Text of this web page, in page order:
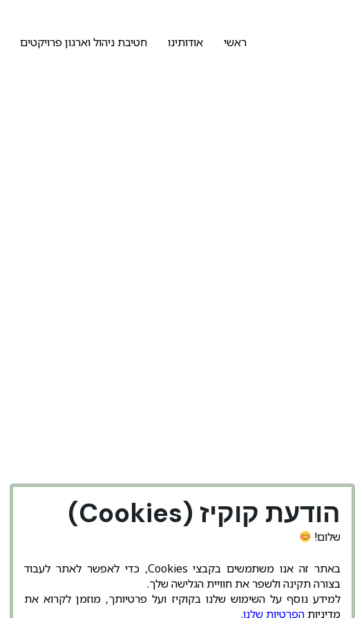
ראשי אודותינו חטיבת ניהול וארגון פרויקטים
הודעת קוקיז (Cookies)
שלום!
באתר זה אנו משתמשים בקבצי Cookies, כדי לאפשר לאתר לעבוד
בצורה תקינה ולשפר את חוויית הגלישה שלך.
למידע נוסף על השימוש שלנו בקוקיז ועל פרטיותך, מוזמן לקרוא את
מדיניות הפרטיות שלנו.